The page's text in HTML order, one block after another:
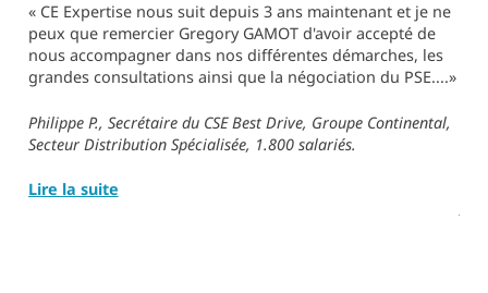
« CE Expertise nous suit depuis 3 ans maintenant et je ne
peux que remercier Gregory GAMOT d'avoir accepté de
nous accompagner dans nos différentes démarches, les
grandes consultations ainsi que la négociation du PSE....»
Philippe P., Secrétaire du CSE Best Drive, Groupe Continental,
Secteur Distribution Spécialisée, 1.800 salariés.
Lire la suite